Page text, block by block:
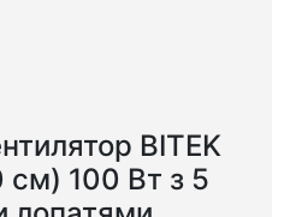
BITEK
см) 100 Вт з 5